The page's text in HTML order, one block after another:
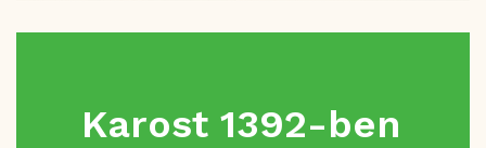
Karost 1392-ben